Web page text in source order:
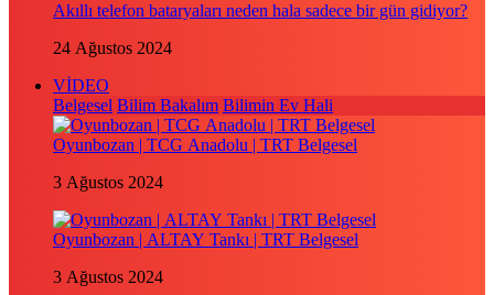
Akıllı telefon bataryaları neden hala sadece bir gün gidiyor?
24 Ağustos 2024
VİDEO
Belgesel Bilim Bakalım Bilimin Ev Hali
Oyunbozan | TCG Anadolu | TRT Belgesel
3 Ağustos 2024
Oyunbozan | ALTAY Tankı | TRT Belgesel
3 Ağustos 2024